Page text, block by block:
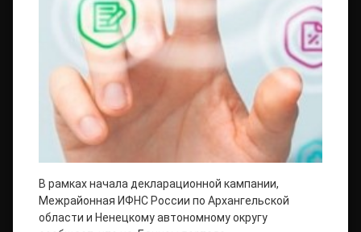
В рамках начала декларационной кампании,
Межрайонная ИФНС России по Архангельской
области и Ненецкому автономному округу